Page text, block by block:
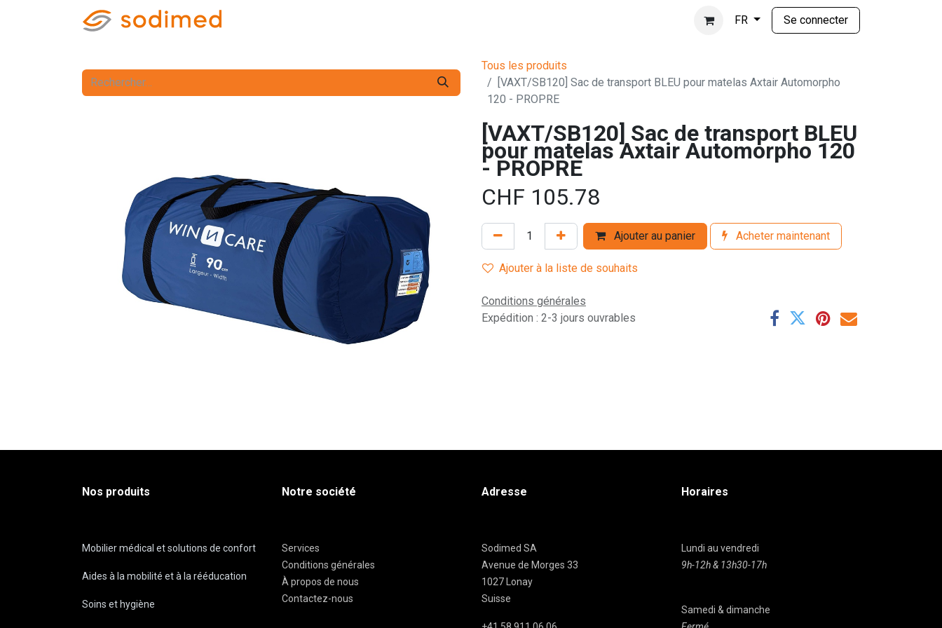
FR Se connecter
Tous les produits
[VAXT/SB120] Sac de transport BLEU pour matelas Axtair Automorpho
120 - PROPRE
[VAXT/SB120] Sac de transport BLEU
pour matelas Axtair Automorpho 120
- PROPRE
CHF 105.78
Ajouter au panier Acheter maintenant
Ajouter à la liste de souhaits
Conditions générales
Expédition : 2-3 jours ouvrables
Nos produits
Mobilier médical et solutions de confort
Aides à la mobilité et à la rééducation
Soins et hygiène
Notre société
Services
Conditions générales
À propos de nous
Contactez-nous
Adresse
Sodimed SA
Avenue de Morges 33
1027 Lonay
Suisse
Horaires
Lundi au vendredi
9h-12h & 13h30-17h
Samedi & dimanche